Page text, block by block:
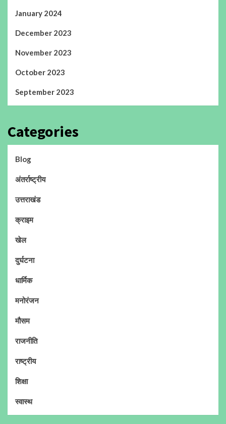
January 2024
December 2023
November 2023
October 2023
September 2023
Categories
Blog
अंतर्राष्ट्रीय
उत्तराखंड
क्राइम
खेल
दुर्घटना
धार्मिक
मनोरंजन
मौसम
राजनीति
राष्ट्रीय
शिक्षा
स्वास्थ